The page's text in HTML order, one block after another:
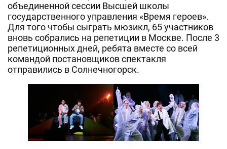
объединенной сессии Высшей школы
государственного управления «Время героев».
Для того чтобы сыграть мюзикл, 65 участников
вновь собрались на репетиции в Москве. После 3
репетиционных дней, ребята вместе со всей
командой постановщиков спектакля
отправились в Солнечногорск.